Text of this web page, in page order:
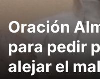
Oración
para pedir
alejar el mal